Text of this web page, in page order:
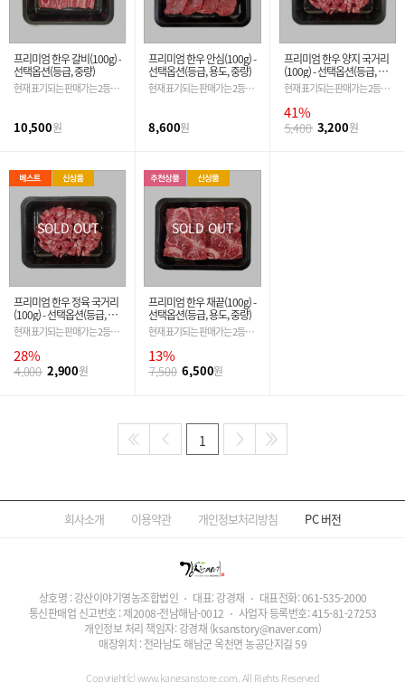
프리미엄 한우 갈비(100g) -
선택옵션(등급, 중량)
현재 표기되는 판매가는 2등급
10,500원
프리미엄 한우 안심(100g) -
선택옵션(등급, 용도, 중량)
현재 표기되는 판매가는 2등급
8,600원
프리미엄 한우 양지 국거리
(100g) - 선택옵션(등급, 용
도, 중량)
현재 표기되는 판매가는 2등급
금액은 자동 변경 됩니다.
41%
5,400 3,200원
SOLD OUT
프리미엄 한우 정육 국거리
(100g) - 선택옵션(등급, 용
도, 중량)
현재 표기되는 판매가는 2등급
금액은 자동 변경 됩니다.
28%
4,000 2,900원
SOLD OUT
프리미엄 한우 채끝(100g) -
선택옵션(등급, 용도, 중량)
현재 표기되는 판매가는 2등급
금액은 자동 변경 됩니다.
13%
7,500 6,500원
1
회사소개 이용약관 개인정보처리방침 PC버전
상호명 : 강산이야기영농조합법인 대표: 강경채 대표전화:061-535-2000
통신판매업 신고번호 : 제2008-전남해남-0012
사업자 등록번호:415-81-27253
개인정보 처리 책임자: 강경채 (ksanstory@naver.com)
매장위치 : 전라남도 해남군 옥천면 농공단지길 59
Copyright(c) www.kangsanstore.com. All Rights Reserved